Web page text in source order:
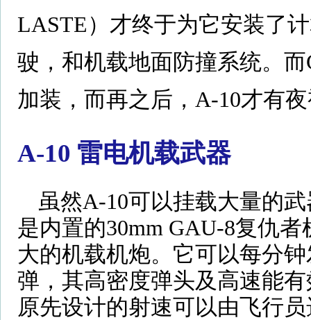
LASTE）才终于为它安装了
驶，和机载地面防撞系统。
加装，而再之后，A-10才有
A-10 雷电机载武器
虽然A-10可以挂载大量的
是内置的30mm GAU-8复仇
大的机载机炮。它可以每分
弹，其高密度弹头及高速能
原先设计的射速可以由飞行